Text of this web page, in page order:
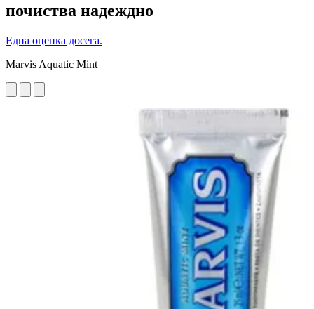
почиства надеждно
Една оценка досега.
Marvis Aquatic Mint